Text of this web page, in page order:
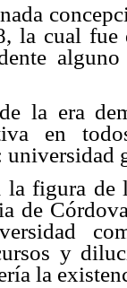
la cual fue
la era
en
universidad
la figura
de
y
la